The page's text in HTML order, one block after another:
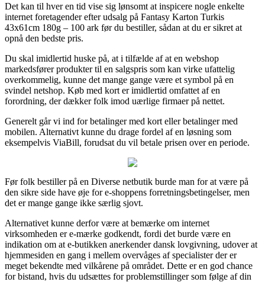
Det kan til hver en tid vise sig lønsomt at inspicere nogle enkelte
internet foretagender efter udsalg på Fantasy Karton Turkis
43x61cm 180g – 100 ark før du bestiller, sådan at du er sikret at
opnå den bedste pris.
Du skal imidlertid huske på, at i tilfælde af at en webshop
markedsfører produkter til en salgspris som kan virke ufattelig
overkommelig, kunne det mange gange være et symbol på en
svindel netshop. Køb med kort er imidlertid omfattet af en
forordning, der dækker folk imod uærlige firmaer på nettet.
Generelt går vi ind for betalinger med kort eller betalinger med
mobilen. Alternativt kunne du drage fordel af en løsning som
eksempelvis ViaBill, forudsat du vil betale prisen over en periode.
Før folk bestiller på en Diverse netbutik burde man for at være på
den sikre side have øje for e-shoppens forretningsbetingelser, men
det er mange gange ikke særlig sjovt.
Alternativet kunne derfor være at bemærke om internet
virksomheden er e-mærke godkendt, fordi det burde være en
indikation om at e-butikken anerkender dansk lovgivning, udover at
hjemmesiden en gang i mellem overvåges af specialister der er
meget bekendte med vilkårene på området. Dette er en god chance
for bistand, hvis du udsættes for problemstillinger som følge af din